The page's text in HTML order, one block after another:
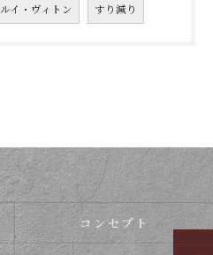
ルイ・ヴィトン すり減り
コンセプト